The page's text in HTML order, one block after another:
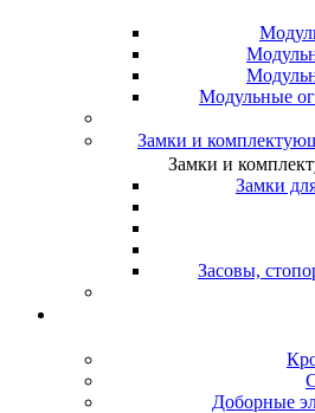
Модульные
Замки и
Замки и
Замки
Засовы,
Доборные